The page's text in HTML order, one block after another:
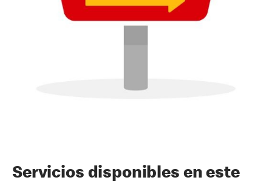
Servicios disponibles en este